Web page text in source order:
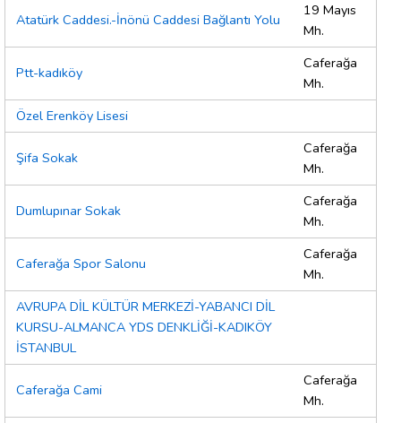
Atatürk Caddesi.-İnönü Caddesi Bağlantı Yolu
19 Mayıs
Mh.
Ptt-kadıköy
Caferağa
Mh.
Özel Erenköy Lisesi
Şifa Sokak
Caferağa
Mh.
Dumlupınar Sokak
Caferağa
Mh.
Caferağa Spor Salonu
Caferağa
Mh.
AVRUPA DİL KÜLTÜR MERKEZİ-YABANCI DİL
KURSU-ALMANCA YDS DENKLİĞİ-KADIKÖY
İSTANBUL
Caferağa Cami
Caferağa
Mh.